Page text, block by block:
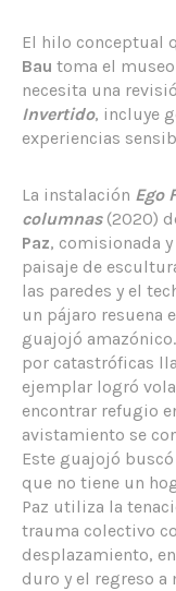
El hilo conceptual
Bau toma el
necesita una
Invertido, incluye
experiencias
La instalación Ego
columnas(2020)
Paz, comisionada
paisaje de
las paredes y el
un pájaro resuena
guajojó
por catastróficas
ejemplar logró
encontrar refugio
avistamiento se
Este guajojó
que no tiene un
Paz utiliza la
trauma colectivo
desplazamiento,
duro y el regreso